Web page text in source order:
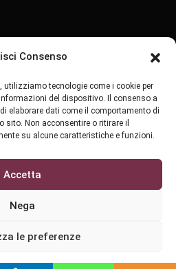
Consenso
utilizziamo tecnologie come i cookie per
del dispositivo. Il consenso a
elaborare dati come il comportamento di
sito. Non acconsentire o ritirare il
su alcune caratteristiche e funzioni.
Accetta
Nega
le preferenze
©
daCybear